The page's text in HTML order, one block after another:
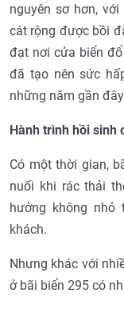
nguyên sơ hơn,
cát rộng được bồi
đạt nơi cửa biển
đã tạo nên sức
những năm gần
Hành trình hồi sinh
Có một thời gian,
nuối khi rác thải
hưởng không nhỏ
khách.
Nhưng khác với
ở bãi biển 295 có